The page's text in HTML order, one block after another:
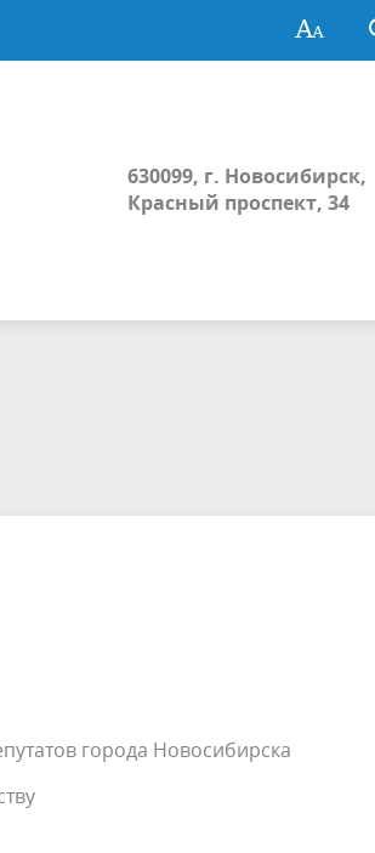
630099, г. Новосибирск,
Красный проспект, 34
города Новосибирска